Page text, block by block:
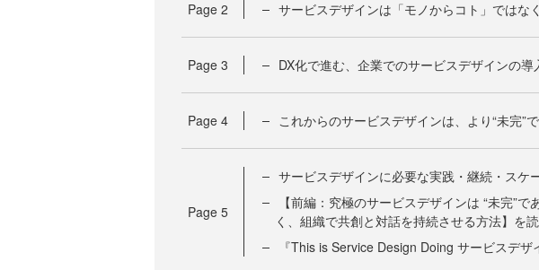
Page 2 サービスデザインは「モノからコト」ではな
Page 3 DX化で進む、企業でのサービスデザインの導
Page 4 これからのサービスデザインは、より“未完”
Page 5
サービスデザインに必要な実践・継続・スケ
【前編：究極のサービスデザインは “未完”
く、組織で共創と対話を持続させる方法】を
『This is Service Design Doing サービスデザ